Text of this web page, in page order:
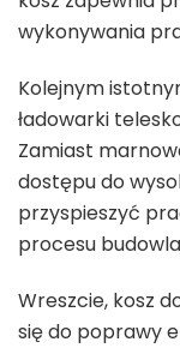
wykonywania
Kolejnym
ładowarki
Zamiast
dostępu do
przyspieszyć
procesu
Wreszcie, kosz
się do poprawy